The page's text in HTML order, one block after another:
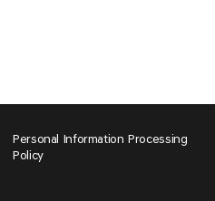
Personal Information Processing
Policy